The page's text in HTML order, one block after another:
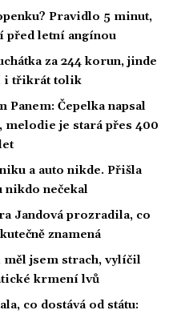
Pravidlo 5 minut,
před letní angínou
za 244 korun, jinde
i třikrát tolik
Čepelka napsal
melodie je stará přes 400
a auto nikde. Přišla
nikdo nečekal
Jandová prozradila, co
znamená
měl jsem strach, vylíčil
krmení lvů
co dostává od státu: